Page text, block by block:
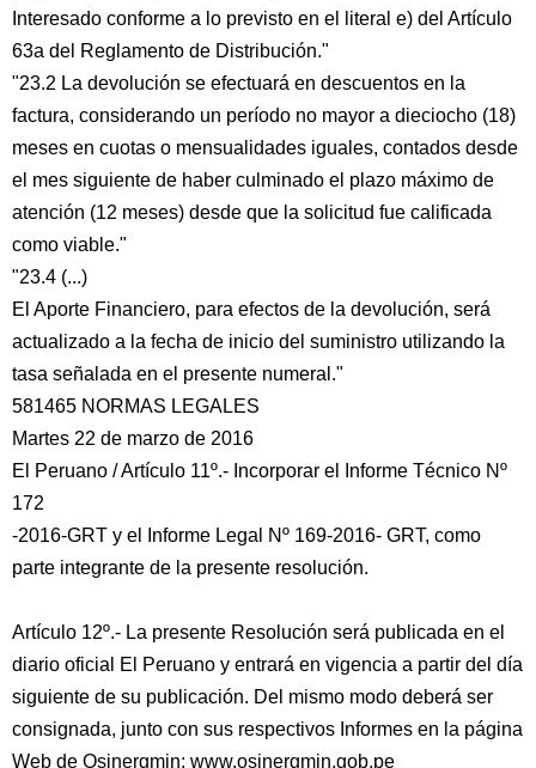
Interesado conforme a lo previsto en el literal e) del Artículo
63a del Reglamento de Distribución."
"23.2 La devolución se efectuará en descuentos en la
factura, considerando un período no mayor a dieciocho (18)
meses en cuotas o mensualidades iguales, contados desde
el mes siguiente de haber culminado el plazo máximo de
atención (12 meses) desde que la solicitud fue calificada
como viable."
"23.4 (...)
El Aporte Financiero, para efectos de la devolución, será
actualizado a la fecha de inicio del suministro utilizando la
tasa señalada en el presente numeral."
581465 NORMAS LEGALES
Martes 22 de marzo de 2016
El Peruano / Artículo 11º.- Incorporar el Informe Técnico Nº
172
-2016-GRT y el Informe Legal Nº 169-2016- GRT, como
parte integrante de la presente resolución.
Artículo 12º.- La presente Resolución será publicada en el
diario oficial El Peruano y entrará en vigencia a partir del día
siguiente de su publicación. Del mismo modo deberá ser
consignada, junto con sus respectivos Informes en la página
Web de Osinergmin: www.osinergmin.gob.pe